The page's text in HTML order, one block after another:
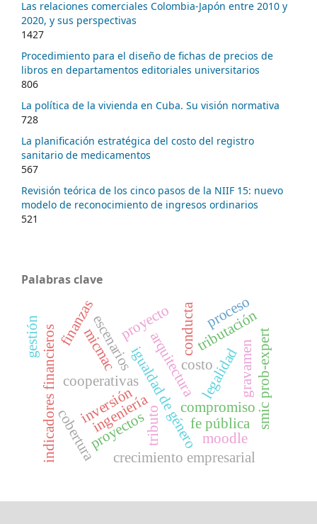
Las relaciones comerciales Colombia-Japón entre 2010 y
2020, y sus perspectivas
1427
Procedimiento para el diseño de fichas de precios de
libros en departamentos editoriales universitarios
806
La política de la vivienda en Cuba. Su visión normativa
728
La planificación estratégica del costo del registro
sanitario de medicamentos
567
Revisión teórica de los cinco pasos de la NIIF 15: nuevo
modelo de reconocimiento de ingresos ordinarios
521
Palabras clave
arquitecturacosto
ingeniería
proyecto
igualdad de génerocompromiso
conducta
fe pública
legalidad
cooperativas
indicadores financieros escenarios
micmac smic prob-expert
gravamen
tributación
inversión
crecimiento empresarial
tributo
cobertura
finanzas
gestión
moodle
proyectos
proceso